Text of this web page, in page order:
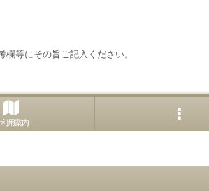
等にその旨ご記入ください。
用案内